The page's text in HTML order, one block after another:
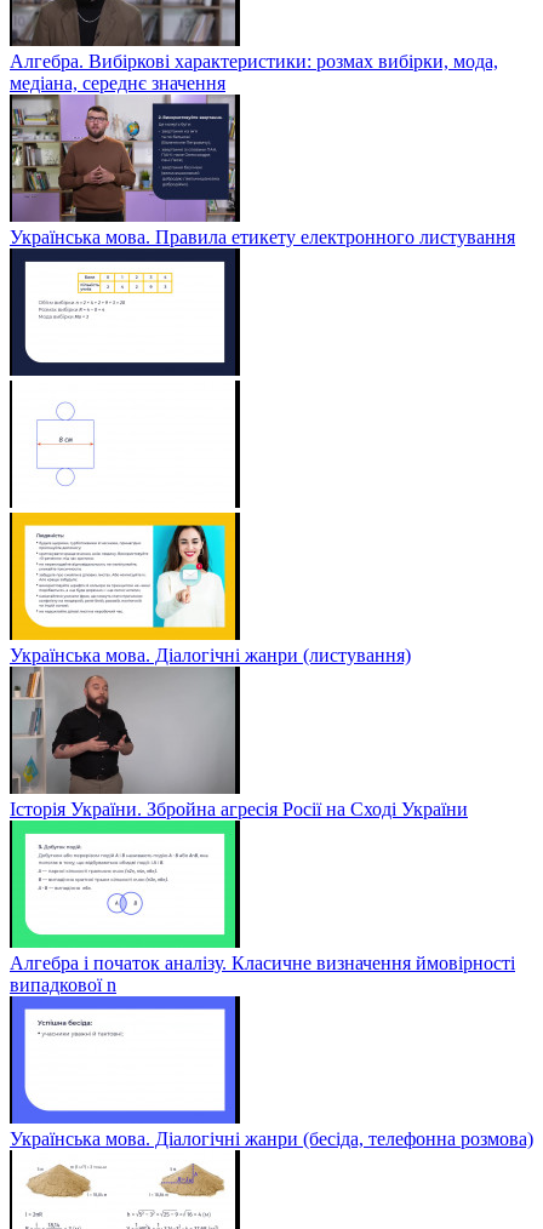
Алгебра. Вибіркові характеристики: розмах вибірки, мода,
медіана, середнє значення
Українська мова. Правила етикету електронного листування
Українська мова. Діалогічні жанри (листування)
Історія України. Збройна агресія Росії на Сході України
Алгебра і початок аналізу. Класичне визначення ймовірності
випадкової n
Українська мова. Діалогічні жанри (бесіда, телефонна розмова)